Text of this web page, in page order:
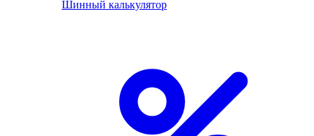
Шинный калькулятор